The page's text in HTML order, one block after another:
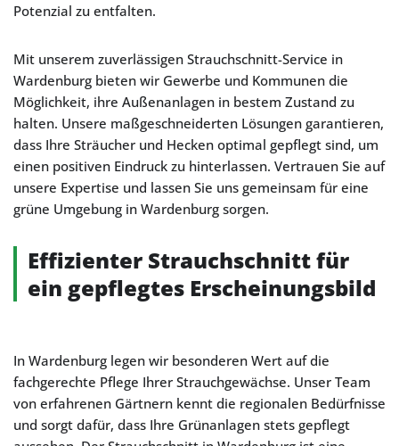
Potenzial zu entfalten.
Mit unserem zuverlässigen Strauchschnitt-Service in
Wardenburg bieten wir Gewerbe und Kommunen die
Möglichkeit, ihre Außenanlagen in bestem Zustand zu
halten. Unsere maßgeschneiderten Lösungen garantieren,
dass Ihre Sträucher und Hecken optimal gepflegt sind, um
einen positiven Eindruck zu hinterlassen. Vertrauen Sie auf
unsere Expertise und lassen Sie uns gemeinsam für eine
grüne Umgebung in Wardenburg sorgen.
Effizienter Strauchschnitt für
ein gepflegtes Erscheinungsbild
In Wardenburg legen wir besonderen Wert auf die
fachgerechte Pflege Ihrer Strauchgewächse. Unser Team
von erfahrenen Gärtnern kennt die regionalen Bedürfnisse
und sorgt dafür, dass Ihre Grünanlagen stets gepflegt